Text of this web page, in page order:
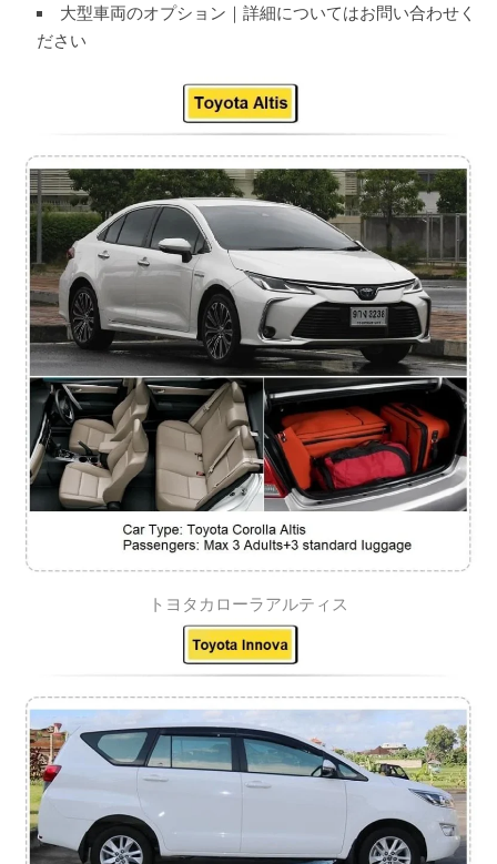
大型車両のオプション｜詳細についてはお問い合わせく
ださい
トヨタカローラアルティス